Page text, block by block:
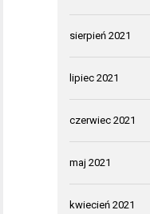
sierpień 2021
lipiec 2021
czerwiec 2021
maj 2021
kwiecień 2021